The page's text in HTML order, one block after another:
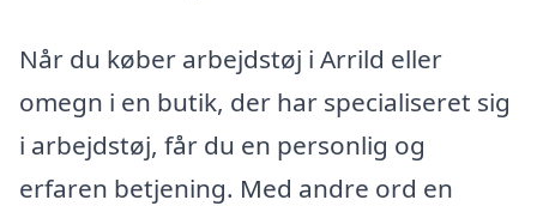
Når du køber arbejdstøj i Arrild eller
omegn i en butik, der har specialiseret sig
i arbejdstøj, får du en personlig og
erfaren betjening. Med andre ord en